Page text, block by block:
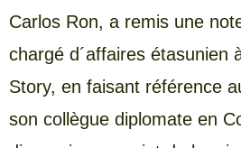
Carlos Ron, a remis une
chargé d´affaires étasunien
Story, en faisant référence
son collègue diplomate en